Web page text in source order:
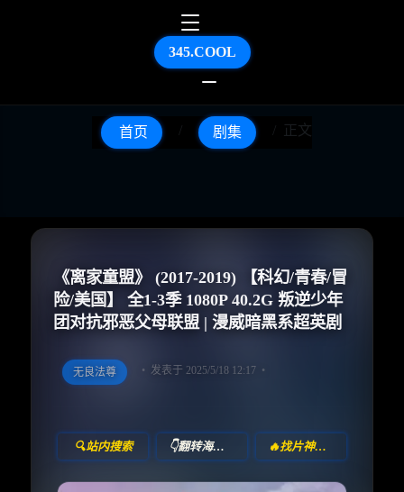
345.COOL
首页 剧集 正文
《离家童盟》 (2017-2019) 【科幻/青春/冒
险/美国】 全1-3季 1080P 40.2G 叛逆少年
团对抗邪恶父母联盟 | 漫威暗黑系超英剧
无良法尊 发表于 2025/5/18 12:17
🔍站内搜索 👇翻转海报！ 🔥找片神器🔥